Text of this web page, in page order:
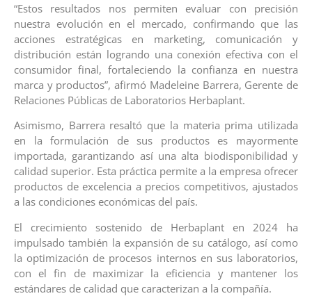
“Estos resultados nos permiten evaluar con precisión
nuestra evolución en el mercado, confirmando que las
acciones estratégicas en marketing, comunicación y
distribución están logrando una conexión efectiva con el
consumidor final, fortaleciendo la confianza en nuestra
marca y productos”, afirmó Madeleine Barrera, Gerente de
Relaciones Públicas de Laboratorios Herbaplant.
Asimismo, Barrera resaltó que la materia prima utilizada
en la formulación de sus productos es mayormente
importada, garantizando así una alta biodisponibilidad y
calidad superior. Esta práctica permite a la empresa ofrecer
productos de excelencia a precios competitivos, ajustados
a las condiciones económicas del país.
El crecimiento sostenido de Herbaplant en 2024 ha
impulsado también la expansión de su catálogo, así como
la optimización de procesos internos en sus laboratorios,
con el fin de maximizar la eficiencia y mantener los
estándares de calidad que caracterizan a la compañía.